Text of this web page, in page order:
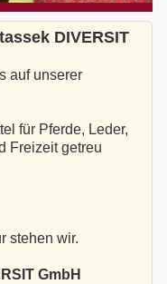
DIVERSIT
auf unserer
für Pferde, Leder,
Freizeit getreu
stehen wir.
GmbH